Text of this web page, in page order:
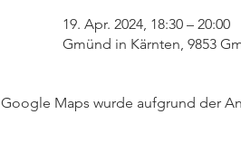
19. Apr. 2024, 18:30 – 20:00
Gmünd in Kärnten, 9853
Google Maps wurde aufgrund der